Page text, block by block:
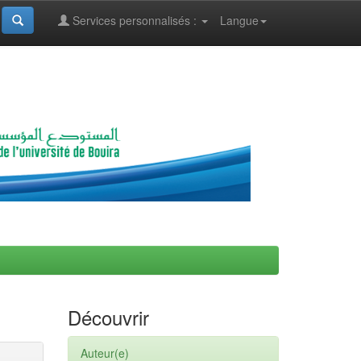
Langue
Services personnalisés :
Découvrir
Auteur(e)